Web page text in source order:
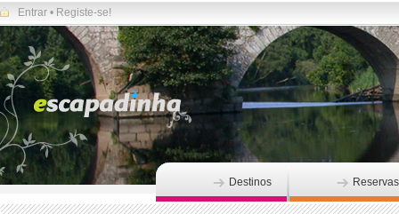
Entrar • Registe-se!
Destinos Reservas